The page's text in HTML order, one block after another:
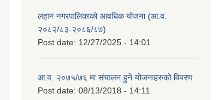
लहान नगरपालिकाको आवधिक योजना (आ.व.
२०८२/८३-२०८६/८७)
Post date: 12/27/2025 - 14:01
आ.व. २०७५/७६ मा संचालन हुने योजनाहरुको विवरण
Post date: 08/13/2018 - 14:11